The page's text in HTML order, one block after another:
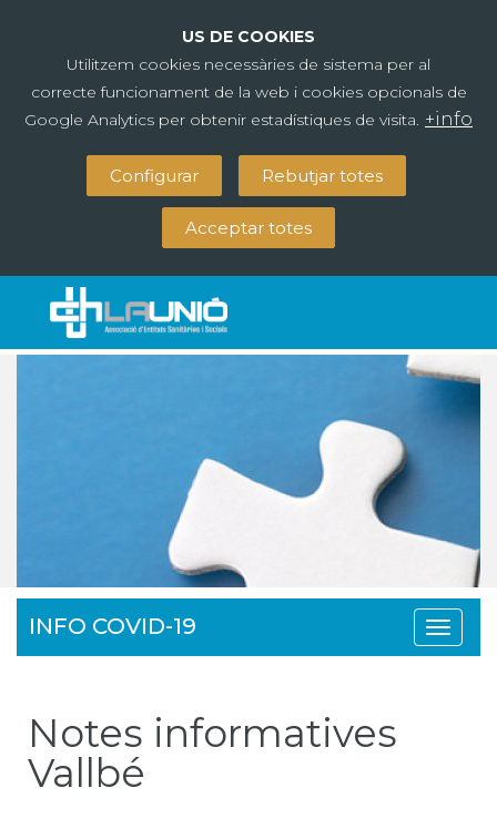
US DE COOKIES
Utilitzem cookies necessàries de sistema per al
correcte funcionament de la web i cookies opcionals de
Google Analytics per obtenir estadístiques de visita. +info
Configurar Rebutjar totes
Acceptar totes
Toggle
INFO COVID-19
Notes informatives
Vallbé